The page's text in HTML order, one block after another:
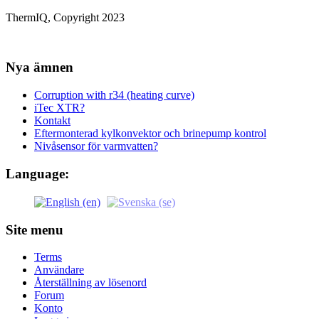
ThermIQ, Copyright 2023
Nya ämnen
Corruption with r34 (heating curve)
iTec XTR?
Kontakt
Eftermonterad kylkonvektor och brinepump kontrol
Nivåsensor för varmvatten?
Language:
Site menu
Terms
Användare
Återställning av lösenord
Forum
Konto